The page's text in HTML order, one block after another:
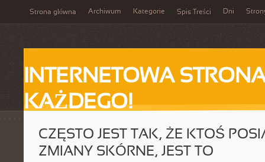
Strona główna Archiwum Kategorie Spis Treści Dni
INTERNETOWA
KAŻDEGO!
CZĘSTO JEST TAK, ŻE KTOŚ
ZMIANY SKÓRNE, JEST TO